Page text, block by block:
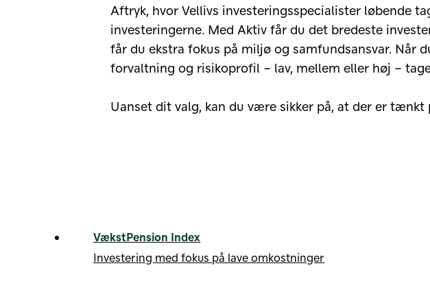
Aftryk, hvor Vellivs investeringsspecialister løbende
investeringerne. Med Aktiv får du det bredeste
får du ekstra fokus på miljø og samfundsansvar. Når
forvaltning og risikoprofil – lav, mellem eller høj –
Uanset dit valg, kan du være sikker på, at der er tænkt
VækstPension Index
Investering med fokus på lave omkostninger